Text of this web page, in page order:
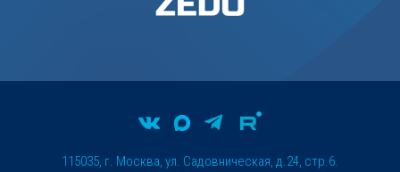
115035, г. Москва, ул. Садовническая, д.24, стр.6.